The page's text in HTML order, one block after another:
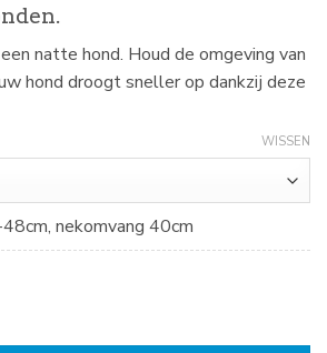
14,99
tot
€
natte hond. Houd de omgeving van
hond droogt sneller op dankzij deze
WISSEN
nekomvang 40cm
aantal